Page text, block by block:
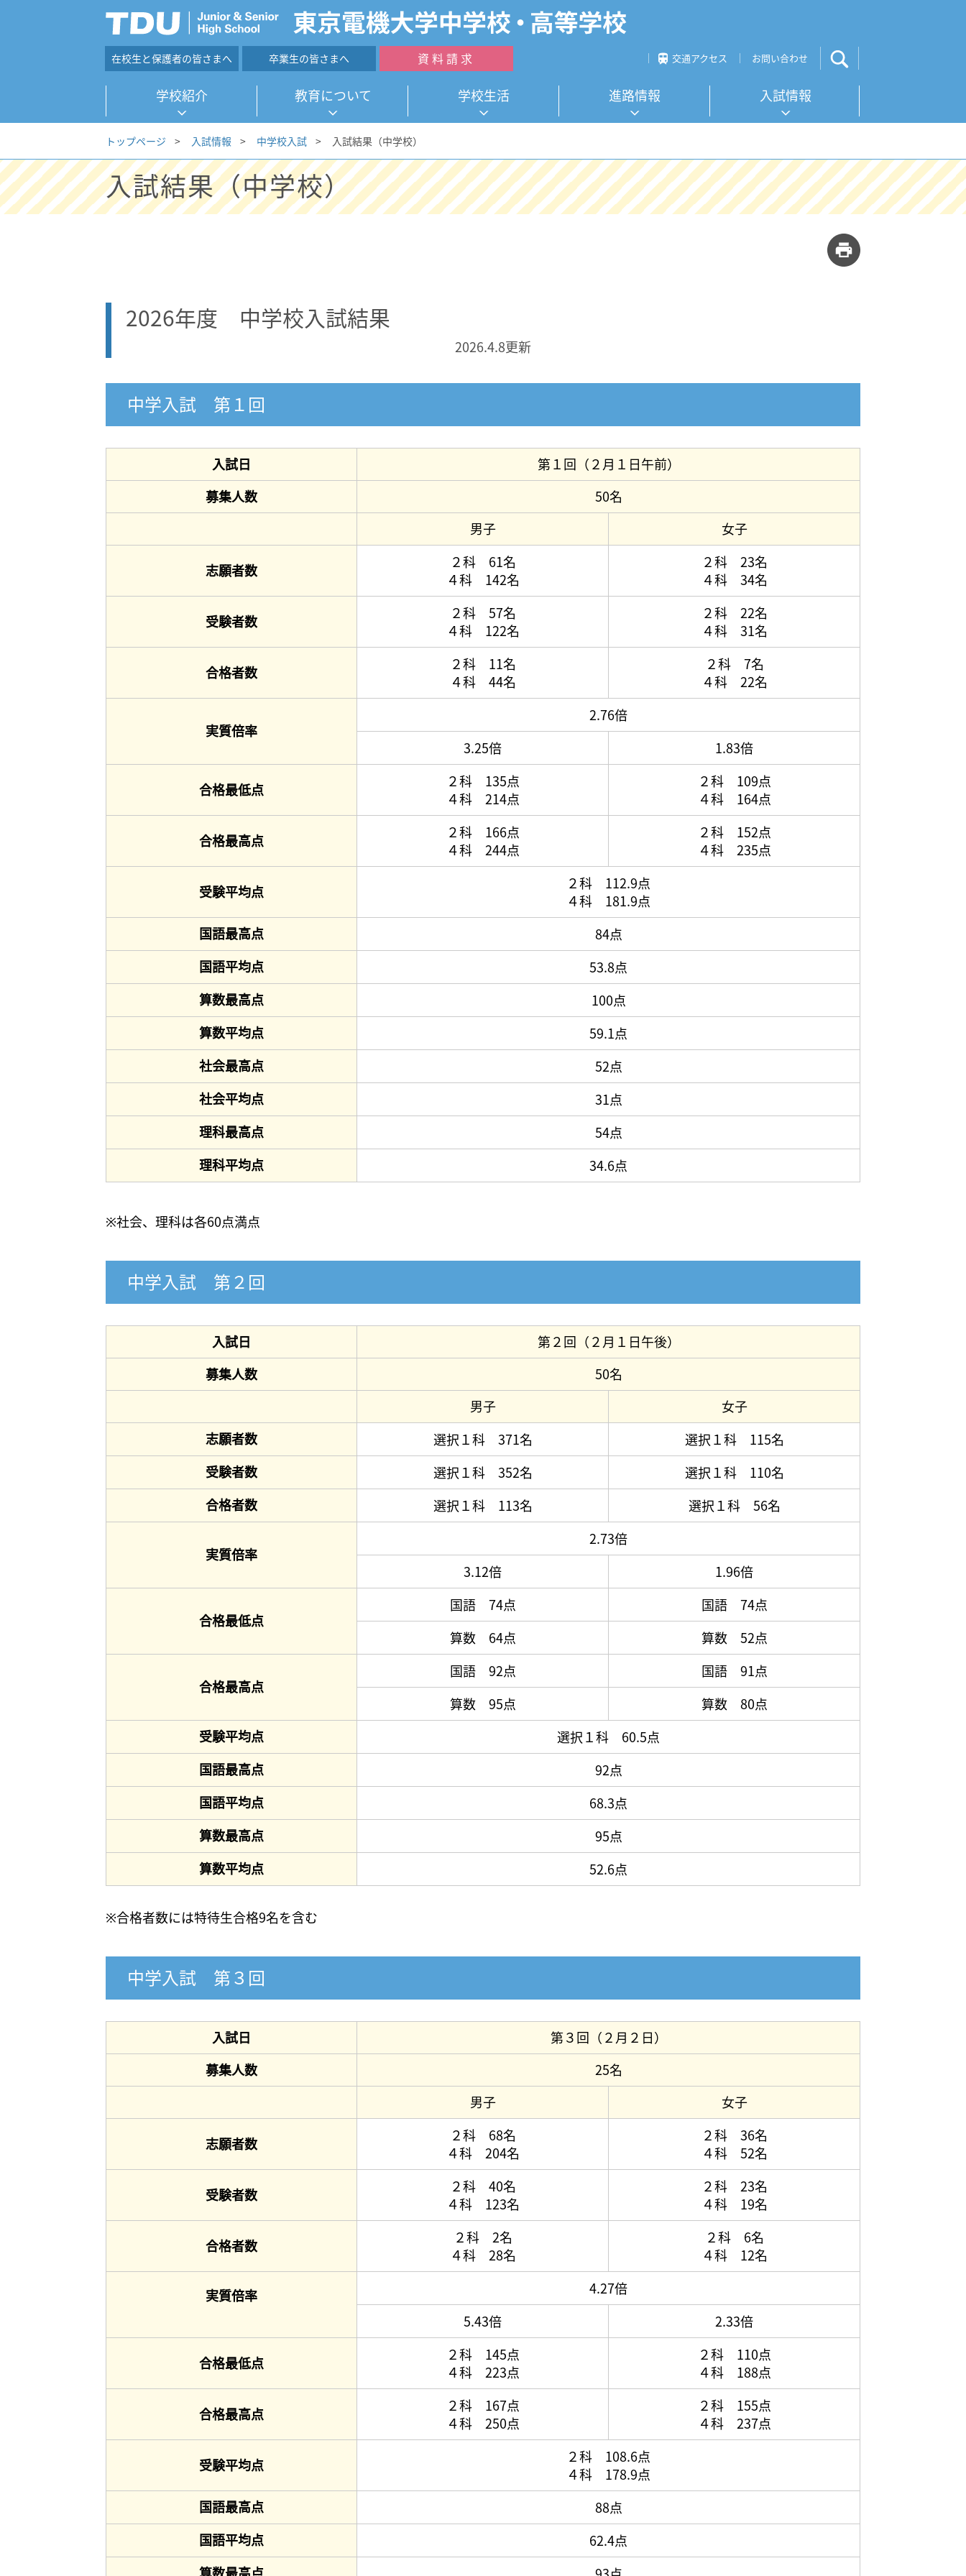
在校生と保護者の皆さまへ 卒業生の皆さまへ 資料請求 交通アクセス お問い合わせ
学校紹介 教育について 学校生活 進路情報 入試情報
トップページ > 入試情報 > 中学校入試 > 入試結果（中学校）
入試結果（中学校）
2026年度 中学校入試結果
2026.4.8更新
中学入試 第１回
入試日
第１回（２月１日午前）
募集人数
50名
男子
女子
志願者数
２科 61名
４科 142名
２科 23名
４科 34名
受験者数
２科 57名
４科 122名
２科 22名
４科 31名
合格者数
２科 11名
４科 44名
２科 7名
４科 22名
実質倍率
2.76倍
3.25倍
1.83倍
合格最低点
２科 135点
４科 214点
２科 109点
４科 164点
合格最高点
２科 166点
４科 244点
２科 152点
４科 235点
受験平均点
２科 112.9点
４科 181.9点
国語最高点
84点
国語平均点
53.8点
算数最高点
100点
算数平均点
59.1点
社会最高点
52点
社会平均点
31点
理科最高点
54点
理科平均点
34.6点
※社会、理科は各60点満点
中学入試 第２回
入試日
第２回（２月１日午後）
募集人数
50名
男子
女子
志願者数
選択１科 371名
選択１科 115名
受験者数
選択１科 352名
選択１科 110名
合格者数
選択１科 113名 選択１科 56名
実質倍率
2.73倍
3.12倍
1.96倍
合格最低点
国語 74点
国語 74点
算数 64点
算数 52点
合格最高点
国語 92点
国語 91点
算数 95点
算数 80点
受験平均点
選択１科 60.5点
国語最高点
92点
国語平均点
68.3点
算数最高点
95点
算数平均点
52.6点
※合格者数には特待生合格9名を含む
中学入試 第３回
入試日
第３回（２月２日）
募集人数
25名
男子
女子
志願者数
２科 68名
４科 204名
２科 36名
４科 52名
受験者数
２科 40名
４科 123名
２科 23名
４科 19名
合格者数
２科 2名
４科 28名
２科 6名
４科 12名
実質倍率
4.27倍
5.43倍
2.33倍
合格最低点
２科 145点
４科 223点
２科 110点
４科 188点
合格最高点
２科 167点
４科 250点
２科 155点
４科 237点
受験平均点
２科 108.6点
４科 178.9点
国語最高点
88点
国語平均点
62.4点